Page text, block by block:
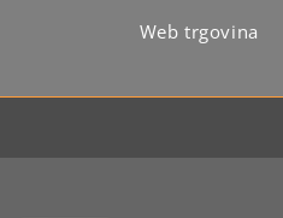
Web trgovina